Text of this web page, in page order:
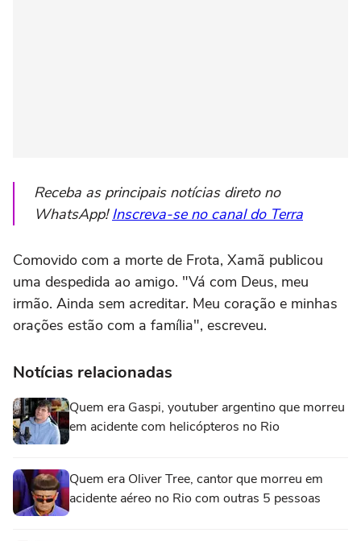
Receba as principais notícias direto no
WhatsApp!Inscreva-se no canal do Terra
Comovido com a morte de Frota, Xamã publicou
uma despedida ao amigo. "Vá com Deus, meu
irmão. Ainda sem acreditar. Meu coração e minhas
orações estão com a família", escreveu.
Notícias relacionadas
Quem era Gaspi, youtuber argentino que morreu
em acidente com helicópteros no Rio
Quem era Oliver Tree, cantor que morreu em
acidente aéreo no Rio com outras 5 pessoas